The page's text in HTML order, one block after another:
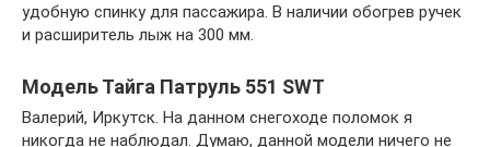
удобную спинку для пассажира. В наличии обогрев ручек
и расширитель лыж на 300 мм.
Модель Тайга Патруль 551 SWT
Валерий, Иркутск. На данном снегоходе поломок я
никогда не наблюдал. Думаю, данной модели ничего не